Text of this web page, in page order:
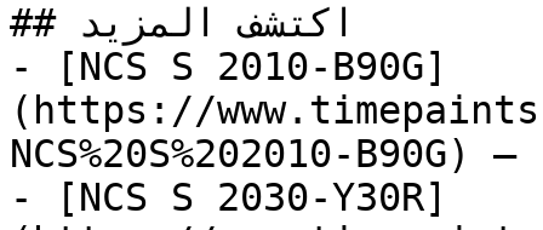
## اكتشف المزيد
- [NCS S 2010-B90G]
(https://
NCS%20S%202010-B90G)
- [NCS S 2030-Y30R]